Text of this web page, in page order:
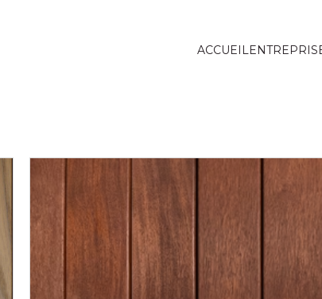
ACCUEIL